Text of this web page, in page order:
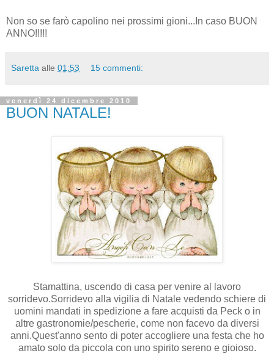
Non so se farò capolino nei prossimi gioni...In caso BUON
ANNO!!!!!
Saretta alle 01:53 15 commenti:
venerdì 24 dicembre 2010
BUON NATALE!
Stamattina, uscendo di casa per venire al lavoro
sorridevo.Sorridevo alla vigilia di Natale vedendo schiere di
uomini mandati in spedizione a fare acquisti da Peck o in
altre gastronomie/pescherie, come non facevo da diversi
anni.Quest'anno sento di poter accogliere una festa che ho
amato solo da piccola con uno spirito sereno e gioioso.